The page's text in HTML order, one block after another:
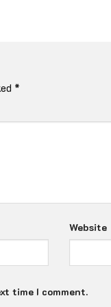
*
Website
time I comment.